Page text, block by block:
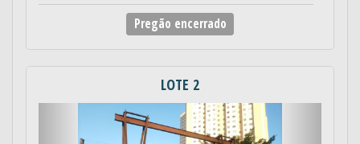
Pregão encerrado
LOTE 2